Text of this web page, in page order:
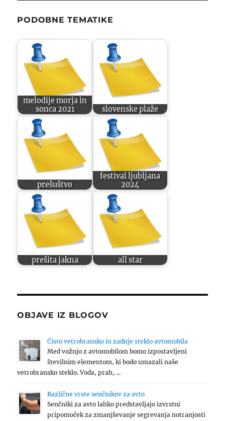
PODOBNE TEMATIKE
melodije morja in
sonca 2021
slovenske plaže
prešuštvo
festival ljubljana
2024
prešita jakna all star
OBJAVE IZ BLOGOV
Čisto vetrobransko in zadnje steklo avtomobila
Med vožnjo z avtomobilom bomo izpostavljeni
številnim elementom, ki bodo umazali naše
vetrobransko steklo. Voda, prah, …
Različne vrste senčnikov za avto
Senčniki za avto lahko predstavljajo izvrstni
pripomoček za zmanjševanje segrevanja notranjosti